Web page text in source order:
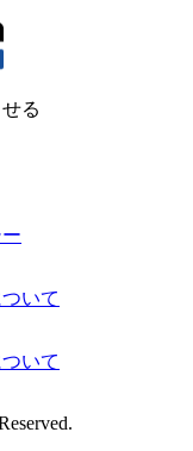
る
いて
いて